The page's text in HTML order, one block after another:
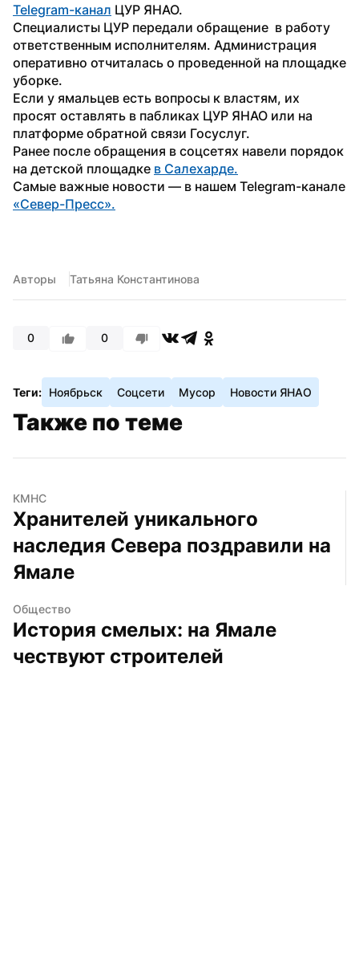
Telegram-канал ЦУР ЯНАО.
Специалисты ЦУР передали обращение  в работу
ответственным исполнителям. Администрация
оперативно отчиталась о проведенной на площадке
уборке.
Если у ямальцев есть вопросы к властям, их
просят оставлять в пабликах ЦУР ЯНАО или на
платформе обратной связи Госуслуг.
Ранее после обращения в соцсетях навели порядок
на детской площадке в Салехарде.
«Север-Пресс».
Авторы Татьяна Константинова
0 0
Теги: Ноябрьск Соцсети Мусор Новости ЯНАО
Также по теме
КМНС
Хранителей уникального
наследия Севера поздравили на
Ямале
Общество
История смелых: на Ямале
чествуют строителей